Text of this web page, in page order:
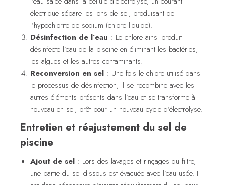
électrique sépare les ions de sel, produisant de
l’hypochlorite de sodium (chlore liquide).
Désinfection de l’eau : Le chlore ainsi produit
désinfecte l’eau de la piscine en éliminant les bactéries,
les algues et les autres contaminants.
Reconversion en sel : Une fois le chlore utilisé dans
le processus de désinfection, il se recombine avec les
autres éléments présents dans l’eau et se transforme à
nouveau en sel, prêt pour un nouveau cycle d’électrolyse.
Entretien et réajustement du sel de
piscine
Ajout de sel : Lors des lavages et rinçages du filtre,
une partie du sel dissous est évacuée avec l’eau usée. Il